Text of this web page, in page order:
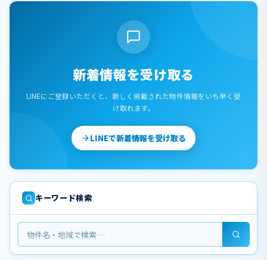
新着情報を受け取る
LINEにご登録いただくと、新しく掲載された物件情報をいち早く受
け取れます。
LINEで新着情報を受け取る
キーワード検索